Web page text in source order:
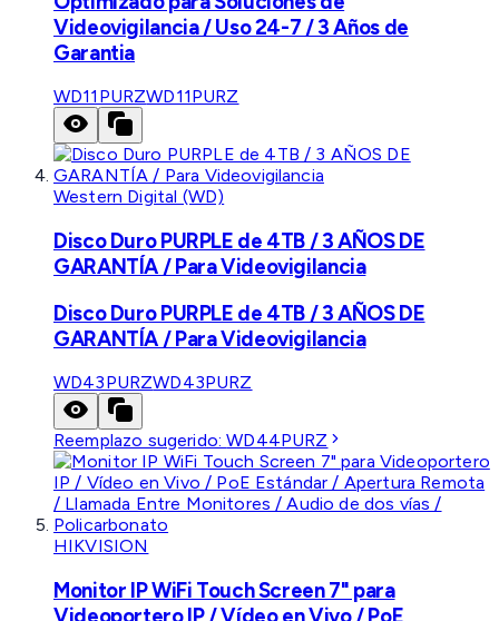
Videovigilancia / Uso 24-7 / 3 Años de
Garantia
WD11PURZWD11PURZ
Western Digital (WD)
Disco Duro PURPLE de 4TB / 3 AÑOS DE
GARANTÍA / Para Videovigilancia
Disco Duro PURPLE de 4TB / 3 AÑOS DE
GARANTÍA / Para Videovigilancia
WD43PURZWD43PURZ
Reemplazo sugerido:WD44PURZ
HIKVISION
Monitor IP WiFi Touch Screen 7" para